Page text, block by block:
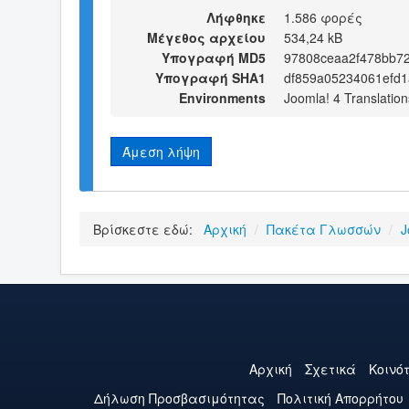
Λήφθηκε
1.586 φορές
Μέγεθος αρχείου
534,24 kB
Υπογραφή MD5
Υπογραφή SHA1
Environments
Joomla! 4
Άμεση λήψη
Βρίσκεστε εδώ: Αρχική / Πακέτα Γλωσσών /
Αρχική Σχετικά
Δήλωση Προσβασιμότητας
Πολιτική Aπορρήτου